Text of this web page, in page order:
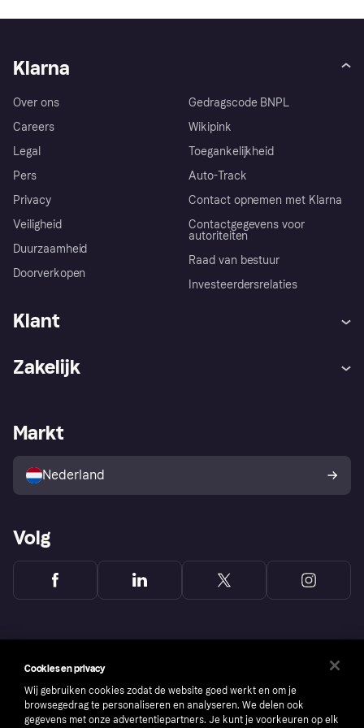
Klarna
Over ons
Careers
Legal
Pers
Privacy
Veiligheid
Duurzaamheid
Doorverkopen
Gedragscode BNPL
Wikipink
Toegankelijkheid
Auto-Track
Contact opnemen met Klarna
Contactgegevens voor
autoriteiten
Raad van bestuur
Investeerdersrelaties
Klant
Winkeloverzicht
Kopersbescherming voor
consumenten
Zakelijk
Zakelijke login
Markt
Nederland
Volg
Cookies en privacy
Wij gebruiken cookies zodat de website goed werkt en om je
browsegedrag te personaliseren en analyseren. We delen ook
gegevens met onze advertentiepartners. Je kunt je voorkeuren op elk